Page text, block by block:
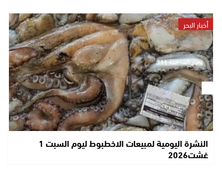
أخبار البحر
النشرة اليومية لمبيعات الاخطبوط ليوم السبت 1
غشت2026